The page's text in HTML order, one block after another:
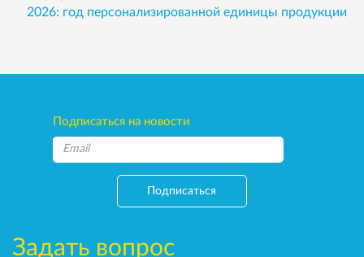
2026: год персонализированной единицы продукции
Подписаться на новости
Подписаться
Задать вопрос